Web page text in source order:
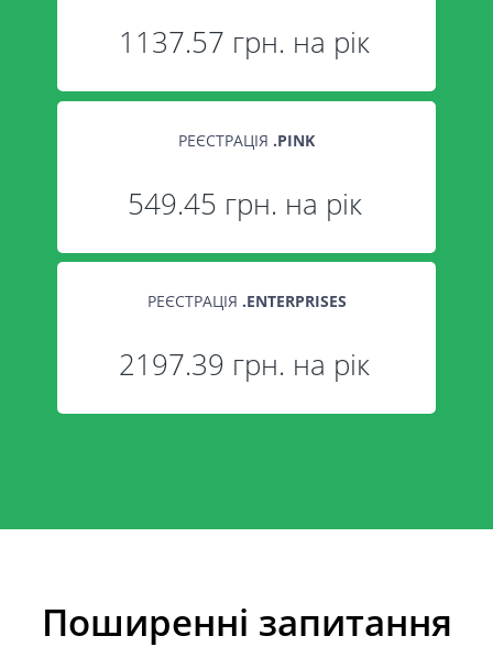
1137.57 грн. на рік
РЕЄСТРАЦІЯ .PINK
549.45 грн. на рік
РЕЄСТРАЦІЯ .ENTERPRISES
2197.39 грн. на рік
Поширенні запитання